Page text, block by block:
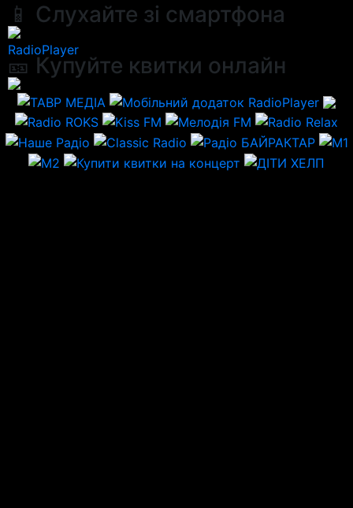
📱 Слухайте зі смартфона
RadioPlayer
🎫 Купуйте квитки онлайн